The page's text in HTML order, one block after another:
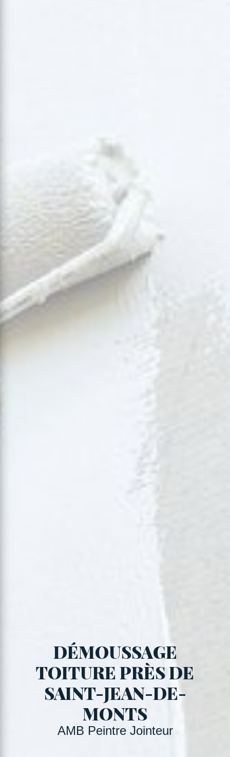
DÉMOUSSAGE
TOITURE PRÈS DE
SAINT-JEAN-DE-
MONTS
AMB Peintre Jointeur